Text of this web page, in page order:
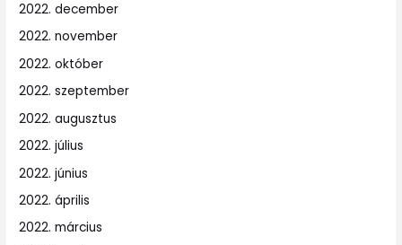
2022. december
2022. november
2022. október
2022. szeptember
2022. augusztus
2022. július
2022. június
2022. április
2022. március